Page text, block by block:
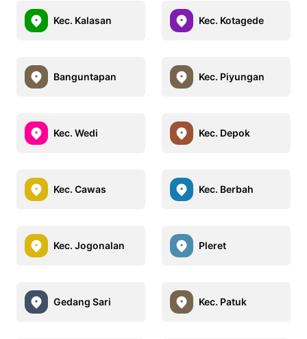
Kec. Kalasan Kec. Kotagede
Banguntapan Kec. Piyungan
Kec. Wedi Kec. Depok
Kec. Cawas Kec. Berbah
Kec. Jogonalan Pleret
Gedang Sari Kec. Patuk